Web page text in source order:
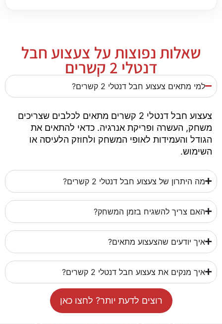
שאלות נפוצות על צעצוע חבל
דנטלי 2 קשרים
למי מתאים צעצוע חבל דנטלי 2 קשרים?
צעצוע חבל דנטלי 2 קשרים מתאים לכלבים שצריכים
משחק, העשרה ופריקת אנרגיה. כדאי להתאים את
הגודל והעמידות לאופי המשחק ולחוזק הלעיסה או
השימוש.
מה היתרון של צעצוע חבל דנטלי 2 קשרים?
האם צריך להשגיח בזמן המשחק?
איך יודעים שהצעצוע מתאים?
איך מנקים את צעצוע חבל דנטלי 2 קשרים?
רוצים לדעת יותר? לחצו כאן